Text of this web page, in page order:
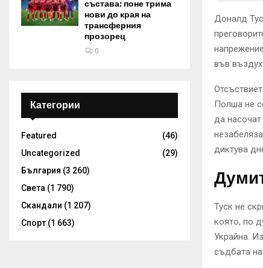
Доналд
във
Полша не
да
диктува
Туск не
която, по
Украйна.
съдбата
състава: поне трима
нови до края на
трансферния
прозорец
0
Категории
Featured
(46)
Uncategorized
(29)
България (3 260)
Света (1 790)
Скандали (1 207)
Спорт (1 663)